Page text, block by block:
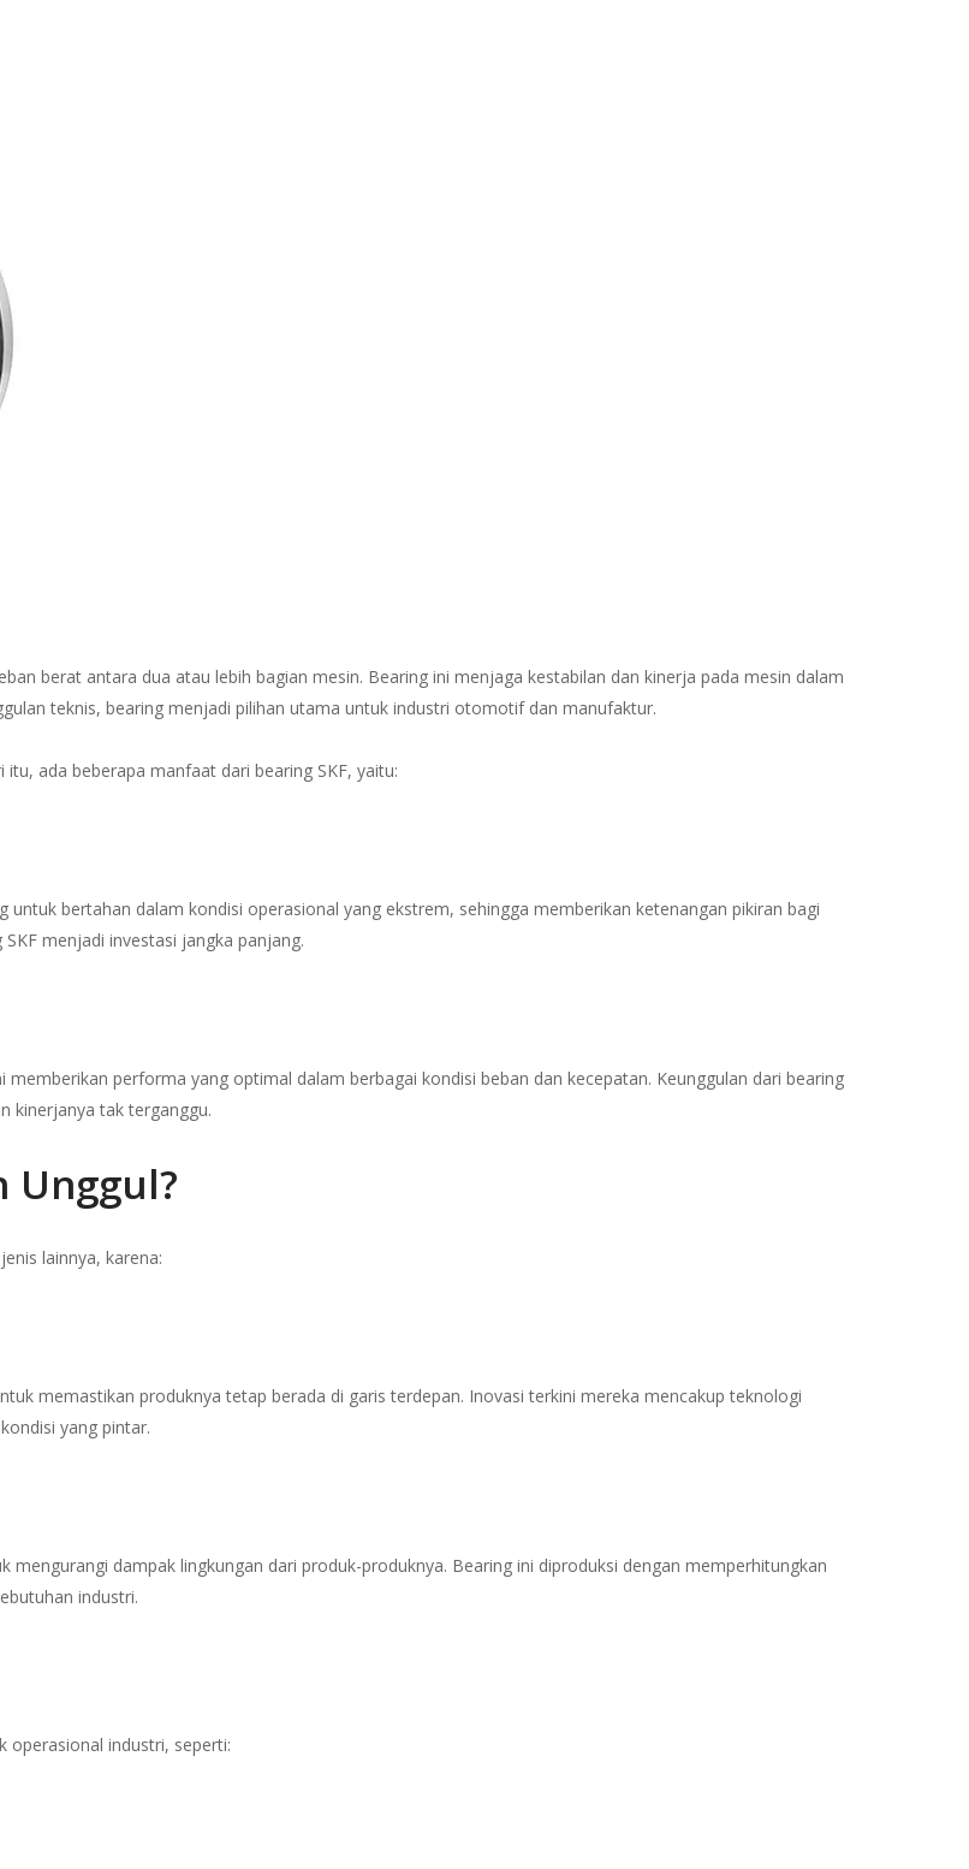
berat antara dua atau lebih bagian mesin. Bearing ini menjaga kestabilan dan kinerja pada mesin dalam
teknis, bearing menjadi pilihan utama untuk industri otomotif dan manufaktur.
ada beberapa manfaat dari bearing SKF, yaitu:
untuk bertahan dalam kondisi operasional yang ekstrem, sehingga memberikan ketenangan pikiran bagi
menjadi investasi jangka panjang.
performa yang optimal dalam berbagai kondisi beban dan kecepatan. Keunggulan dari bearing
kinerjanya tak terganggu.
Unggul?
lainnya, karena:
memastikan produknya tetap berada di garis terdepan. Inovasi terkini mereka mencakup teknologi
yang pintar.
mengurangi dampak lingkungan dari produk-produknya. Bearing ini diproduksi dengan memperhitungkan
industri.
operasional industri, seperti: